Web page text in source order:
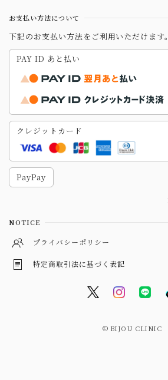
お支払い方法について
下記のお支払い方法をご利用いただけます。
PAY ID あと払い
クレジットカード
PayPay
NOTICE
プライバシーポリシー
特定商取引法に基づく表記
© BIJOU CLINIC